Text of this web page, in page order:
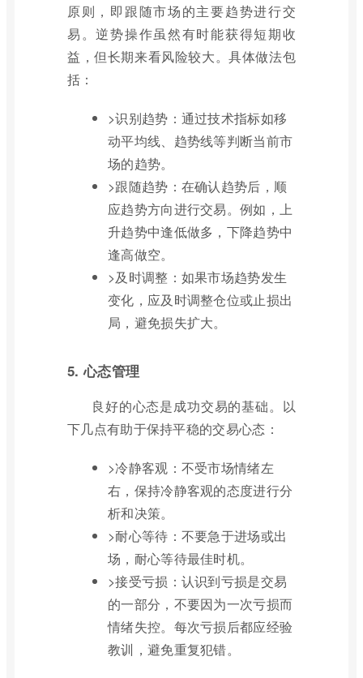
原则，即跟随市场的主要趋势进行交
易。逆势操作虽然有时能获得短期收
益，但长期来看风险较大。具体做法包
括：
>识别趋势：通过技术指标如移
动平均线、趋势线等判断当前市
场的趋势。
>跟随趋势：在确认趋势后，顺
应趋势方向进行交易。例如，上
升趋势中逢低做多，下降趋势中
逢高做空。
>及时调整：如果市场趋势发生
变化，应及时调整仓位或止损出
局，避免损失扩大。
5. 心态管理
良好的心态是成功交易的基础。以
下几点有助于保持平稳的交易心态：
>冷静客观：不受市场情绪左
右，保持冷静客观的态度进行分
析和决策。
>耐心等待：不要急于进场或出
场，耐心等待最佳时机。
>接受亏损：认识到亏损是交易
的一部分，不要因为一次亏损而
情绪失控。每次亏损后都应经验
教训，避免重复犯错。